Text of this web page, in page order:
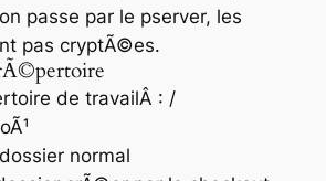
passe par le pserver, les
pas cryptÃ©es.
de travailÂ : /
normal